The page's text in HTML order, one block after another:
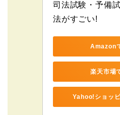
司法試験・予備
法がすごい!
Amazon
楽天市場
Yahoo!ショッ